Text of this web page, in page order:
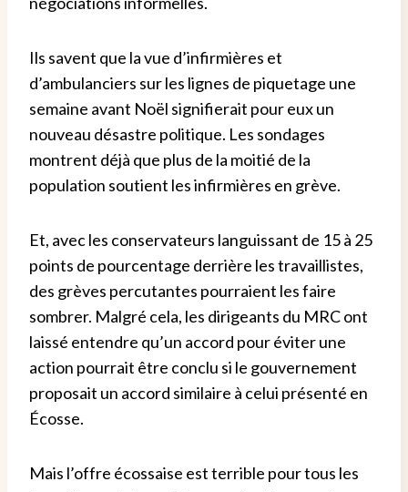
Ils savent que la vue d’infirmières et
d’ambulanciers sur les lignes de piquetage une
semaine avant Noël signifierait pour eux un
nouveau désastre politique. Les sondages
montrent déjà que plus de la moitié de la
population soutient les infirmières en grève.
Et, avec les conservateurs languissant de 15 à 25
points de pourcentage derrière les travaillistes,
des grèves percutantes pourraient les faire
sombrer. Malgré cela, les dirigeants du MRC ont
laissé entendre qu’un accord pour éviter une
action pourrait être conclu si le gouvernement
proposait un accord similaire à celui présenté en
Écosse.
Mais l’offre écossaise est terrible pour tous les